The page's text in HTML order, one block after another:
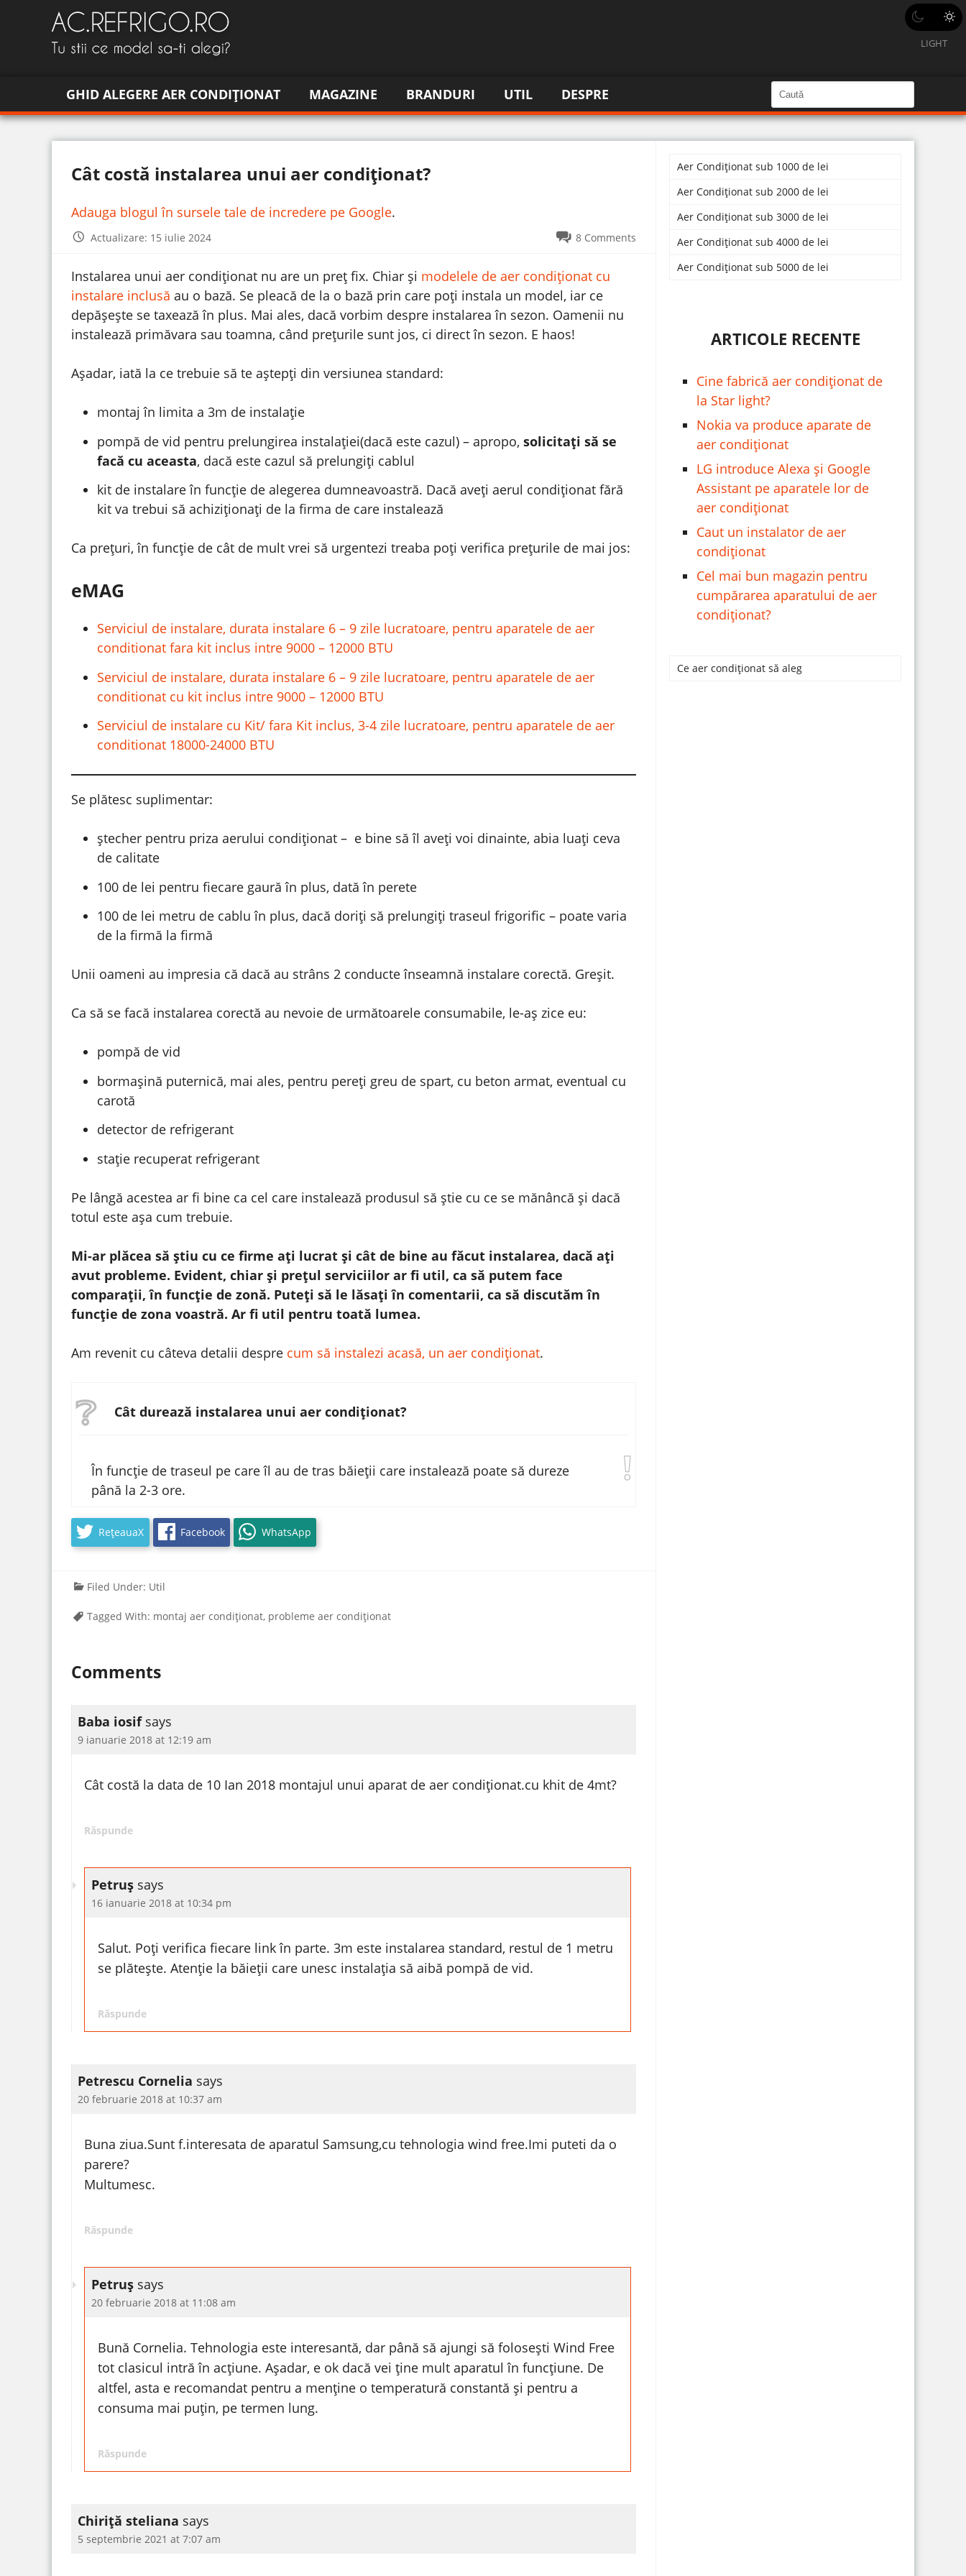
LIGHT
GHID ALEGERE AER CONDIȚIONAT MAGAZINE BRANDURI UTIL DESPRE
a
ă
î
n
i
t
C
a
n
S
t
Cât costă instalarea unui aer condiționat?
Adauga blogul în sursele tale de incredere pe Google.
Actualizare: 15 iulie 2024 8 Comments
Instalarea unui aer condiționat nu are un preț fix. Chiar și modelele de aer condiționat cu
instalare inclusă au o bază. Se pleacă de la o bază prin care poți instala un model, iar ce
depășește se taxează în plus. Mai ales, dacă vorbim despre instalarea în sezon. Oamenii nu
instalează primăvara sau toamna, când prețurile sunt jos, ci direct în sezon. E haos!
Așadar, iată la ce trebuie să te aștepți din versiunea standard:
montaj în limita a 3m de instalație
pompă de vid pentru prelungirea instalației(dacă este cazul) – apropo, solicitați să se
facă cu aceasta, dacă este cazul să prelungiți cablul
kit de instalare în funcție de alegerea dumneavoastră. Dacă aveți aerul condiționat fără
kit va trebui să achiziționați de la firma de care instalează
Ca prețuri, în funcție de cât de mult vrei să urgentezi treaba poți verifica prețurile de mai jos:
eMAG
Serviciul de instalare, durata instalare 6 – 9 zile lucratoare, pentru aparatele de aer
conditionat fara kit inclus intre 9000 – 12000 BTU
Serviciul de instalare, durata instalare 6 – 9 zile lucratoare, pentru aparatele de aer
conditionat cu kit inclus intre 9000 – 12000 BTU
Serviciul de instalare cu Kit/ fara Kit inclus, 3-4 zile lucratoare, pentru aparatele de aer
conditionat 18000-24000 BTU
Se plătesc suplimentar:
ștecher pentru priza aerului condiționat – e bine să îl aveți voi dinainte, abia luați ceva
de calitate
100 de lei pentru fiecare gaură în plus, dată în perete
100 de lei metru de cablu în plus, dacă doriți să prelungiți traseul frigorific – poate varia
de la firmă la firmă
Unii oameni au impresia că dacă au strâns 2 conducte înseamnă instalare corectă. Greșit.
Ca să se facă instalarea corectă au nevoie de următoarele consumabile, le-aș zice eu:
pompă de vid
bormașină puternică, mai ales, pentru pereți greu de spart, cu beton armat, eventual cu
carotă
detector de refrigerant
stație recuperat refrigerant
Pe lângă acestea ar fi bine ca cel care instalează produsul să știe cu ce se mănâncă și dacă
totul este așa cum trebuie.
Mi-ar plăcea să știu cu ce firme ați lucrat și cât de bine au făcut instalarea, dacă ați
avut probleme. Evident, chiar și prețul serviciilor ar fi util, ca să putem face
comparații, în funcție de zonă. Puteți să le lăsați în comentarii, ca să discutăm în
funcție de zona voastră. Ar fi util pentru toată lumea.
Am revenit cu câteva detalii despre cum să instalezi acasă, un aer condiționat.
Cât durează instalarea unui aer condiționat?
În funcție de traseul pe care îl au de tras băieții care instalează poate să dureze
până la 2-3 ore.
RețeauaX Facebook WhatsApp
Filed Under: Util
Tagged With: montaj aer condiționat, probleme aer condiționat
Comments
Baba iosif says
9 ianuarie 2018 at 12:19 am
Cât costă la data de 10 Ian 2018 montajul unui aparat de aer condiționat.cu khit de 4mt?
Răspunde
Petruș says
16 ianuarie 2018 at 10:34 pm
Salut. Poți verifica fiecare link în parte. 3m este instalarea standard, restul de 1 metru
se plătește. Atenție la băieții care unesc instalația să aibă pompă de vid.
Răspunde
Petrescu Cornelia says
20 februarie 2018 at 10:37 am
Buna ziua.Sunt f.interesata de aparatul Samsung,cu tehnologia wind free.Imi puteti da o
parere?
Multumesc.
Răspunde
Petruș says
20 februarie 2018 at 11:08 am
Bună Cornelia. Tehnologia este interesantă, dar până să ajungi să folosești Wind Free
tot clasicul intră în acțiune. Așadar, e ok dacă vei ține mult aparatul în funcțiune. De
altfel, asta e recomandat pentru a menține o temperatură constantă și pentru a
consuma mai puțin, pe termen lung.
Răspunde
Chiriță steliana says
5 septembrie 2021 at 7:07 am
Aer Condiționat sub 1000 de lei
Aer Condiționat sub 2000 de lei
Aer Condiționat sub 3000 de lei
Aer Condiționat sub 4000 de lei
Aer Condiționat sub 5000 de lei
ARTICOLE RECENTE
Cine fabrică aer condiționat de
la Star light?
Nokia va produce aparate de
aer condiționat
LG introduce Alexa și Google
Assistant pe aparatele lor de
aer condiționat
Caut un instalator de aer
condiționat
Cel mai bun magazin pentru
cumpărarea aparatului de aer
condiționat?
Ce aer condiționat să aleg